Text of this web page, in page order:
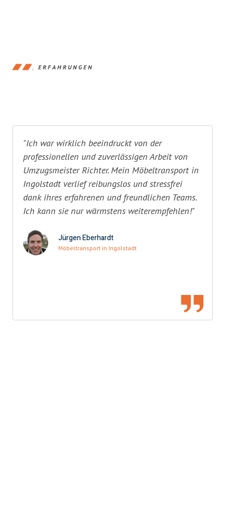
ERFAHRUNGEN
"Ich war wirklich beeindruckt von der
professionellen und zuverlässigen Arbeit von
Umzugsmeister Richter. Mein Möbeltransport in
Ingolstadt verlief reibungslos und stressfrei
dank ihres erfahrenen und freundlichen Teams.
Ich kann sie nur wärmstens weiterempfehlen!"
Jürgen Eberhardt
Möbeltransport in Ingolstadt